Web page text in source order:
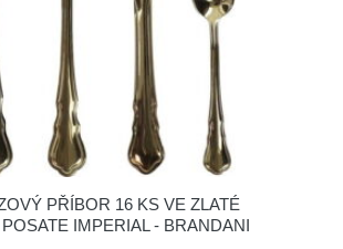
PŘÍBOR 16 KS VE ZLATÉ
IMPERIAL - BRANDANI